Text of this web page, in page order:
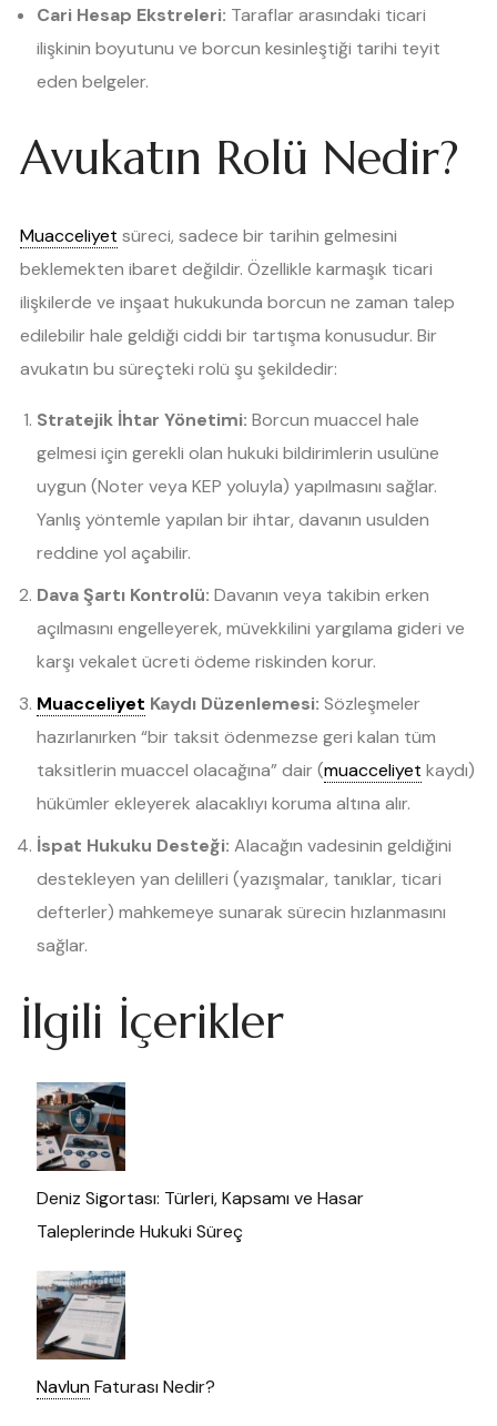
Cari Hesap Ekstreleri: Taraflar arasındaki ticari
ilişkinin boyutunu ve borcun kesinleştiği tarihi teyit
eden belgeler.
Avukatın Rolü Nedir?
Muacceliyet süreci, sadece bir tarihin gelmesini
beklemekten ibaret değildir. Özellikle karmaşık ticari
ilişkilerde ve inşaat hukukunda borcun ne zaman talep
edilebilir hale geldiği ciddi bir tartışma konusudur. Bir
avukatın bu süreçteki rolü şu şekildedir:
Stratejik İhtar Yönetimi: Borcun muaccel hale
gelmesi için gerekli olan hukuki bildirimlerin usulüne
uygun (Noter veya KEP yoluyla) yapılmasını sağlar.
Yanlış yöntemle yapılan bir ihtar, davanın usulden
reddine yol açabilir.
Dava Şartı Kontrolü: Davanın veya takibin erken
açılmasını engelleyerek, müvekkilini yargılama gideri ve
karşı vekalet ücreti ödeme riskinden korur.
Muacceliyet Kaydı Düzenlemesi: Sözleşmeler
hazırlanırken “bir taksit ödenmezse geri kalan tüm
taksitlerin muaccel olacağına” dair (muacceliyet kaydı)
hükümler ekleyerek alacaklıyı koruma altına alır.
İspat Hukuku Desteği: Alacağın vadesinin geldiğini
destekleyen yan delilleri (yazışmalar, tanıklar, ticari
defterler) mahkemeye sunarak sürecin hızlanmasını
sağlar.
İlgili İçerikler
Deniz Sigortası: Türleri, Kapsamı ve Hasar
Taleplerinde Hukuki Süreç
NavlunFaturası Nedir?